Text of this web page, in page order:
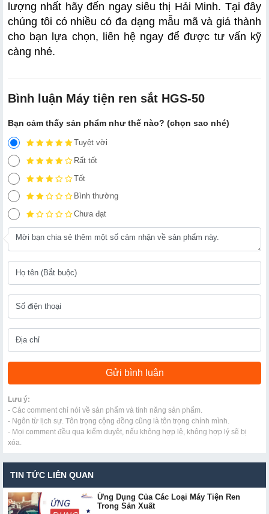
lượng nhất hãy đến ngay siêu thị Hải Minh. Tại đây
chúng tôi có nhiều có đa dạng mẫu mã và giá thành
cho bạn lựa chọn, liên hệ ngay để được tư vấn kỹ
càng nhé.
Bình luận Máy tiện ren sắt HGS-50
Bạn cảm thấy sản phẩm như thế nào? (chọn sao nhé)
Tuyệt vời
Rất tốt
Tốt
Bình thường
Chưa đạt
Lưu ý:
- Các comment chỉ nói về sản phẩm và tính năng sản phẩm.
- Ngôn từ lịch sự. Tôn trọng cộng đồng cũng là tôn trọng chính mình.
- Mọi comment đều qua kiểm duyệt, nếu không hợp lệ, không hợp lý sẽ bị
xóa.
TIN TỨC LIÊN QUAN
Ứng Dụng Của Các Loại Máy Tiện Ren
Trong Sản Xuất